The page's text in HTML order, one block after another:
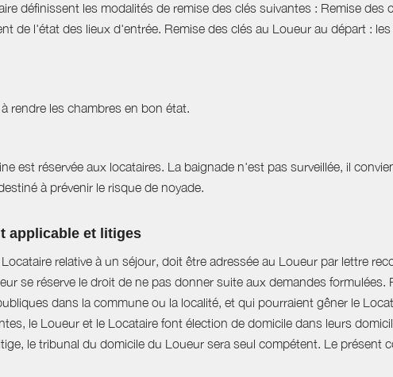
définissent les modalités de remise des clés suivantes : Remise des
de l'état des lieux d'entrée. Remise des clés au Loueur au départ :
rendre les chambres en bon état.
est réservée aux locataires. La baignade n'est pas surveillée, il
à prévenir le risque de noyade.
applicable et litiges
relative à un séjour, doit être adressée au Loueur par lettre
se réserve le droit de ne pas donner suite aux demandes
dans la commune ou la localité, et qui pourraient gêner le
le Loueur et le Locataire font élection de domicile dans leurs
le tribunal du domicile du Loueur sera seul compétent. Le présent